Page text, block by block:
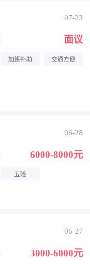
07-23
面议
加班补助 交通方便
06-28
6000-8000元
五险
06-27
3000-6000元